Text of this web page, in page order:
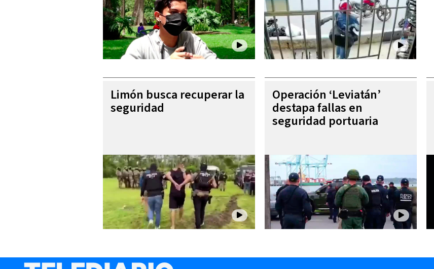
Limón busca recuperar la
seguridad
Operación ‘Leviatán’
destapa fallas en
seguridad portuaria